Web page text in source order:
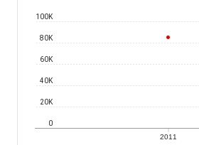
2011
0
20K
40K
60K
80K
100K